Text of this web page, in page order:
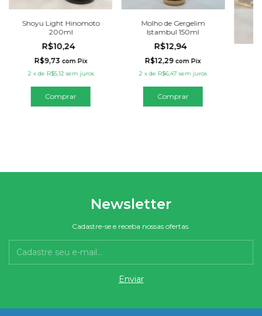
Shoyu Light Hinomoto
200ml
R$10,24
R$9,73 com Pix
2 xde R$5,12 sem juros
Molho de Gergelim
Istambul 150ml
R$12,94
R$12,29com Pix
2 xdeR$6,47 sem juros
Newsletter
Cadastre-se e receba nossas ofertas.